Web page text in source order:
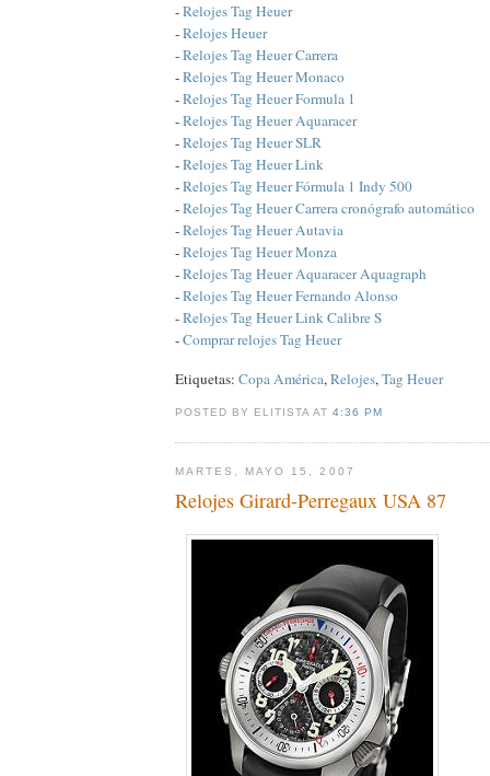
-Relojes Tag Heuer
-Relojes Heuer
-Relojes Tag Heuer Carrera
-Relojes Tag Heuer Monaco
-Relojes Tag Heuer Formula 1
-Relojes Tag Heuer Aquaracer
-Relojes Tag Heuer SLR
-Relojes Tag Heuer Link
-Relojes Tag Heuer Fórmula 1 Indy 500
-Relojes Tag Heuer Carrera cronógrafo automático
-Relojes Tag Heuer Autavia
-Relojes Tag Heuer Monza
-Relojes Tag Heuer Aquaracer Aquagraph
-Relojes Tag Heuer Fernando Alonso
-Relojes Tag Heuer Link Calibre S
-Comprar relojes Tag Heuer
Etiquetas: Copa América,Relojes,Tag Heuer
POSTED BY ELITISTA AT4:36 PM
MARTES, MAYO 15, 2007
Relojes Girard-Perregaux USA 87